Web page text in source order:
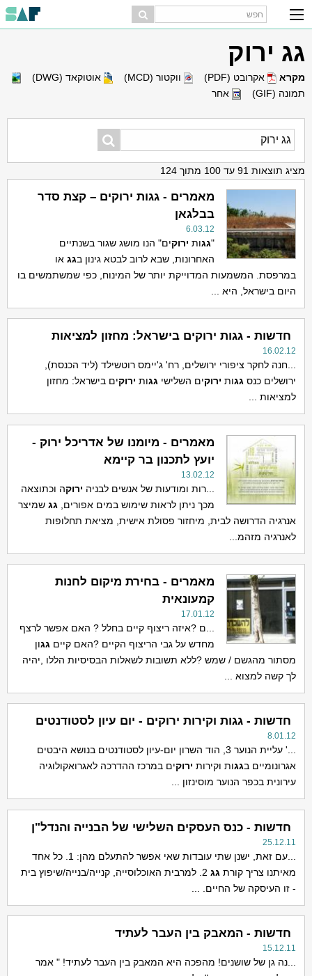
גג ירוק
מקרא אקרובט (PDF) ווקטור (MCD)
אוטוקאד (DWG)
תמונה (GIF)
אחר
מציג תוצאות 91 עד 100 מתוך 124
מאמרים - גגות ירוקים – קצת סדר
בבלגאן
6.03.12
"גגות ירוקים" הנו מושג שגור בשנתיים
האחרונות, שבא לרוב לבטא גינון בגג או
במרפסת. המשמעות המדוייקת יותר של המינוח, כפי שמשתמשים בו
היום בישראל, היא ...
חדשות - גגות ירוקים בישראל: מחזון למציאות
16.02.12
...חנה לחקר ציפורי ירושלים, רח' ג'יימס רוטשילד (ליד הכנסת),
ירושלים כנס גגות ירוקים השלישי גגות ירוקים בישראל: מחזון
למציאות ...
מאמרים - מיומנו של אדריכל ירוק -
יועץ לתכנון בר קיימא
13.02.12
...רות ומודעות של אנשים לבניה ירוקה וכתוצאה
מכך ניתן לראות שימוש במים אפורים, גג שמיצר
אנרגיה הדרושה לבית, מיחזור פסולת אישית, מציאת תחלופות
לאנרגיה מזהמ...
מאמרים - בחירת מיקום לחנות
קמעונאית
17.01.12
...ם ?איזה ריצוף קיים בחלל ? האם אפשר לרצף
מחדש על גבי הריצוף הקיים ?האם קיים גגון
מסתור מהגשם / שמש ?ללא תשובות לשאלות הבסיסיות הללו ,יהיה
לך קשה למצוא ...
חדשות - גגות וקירות ירוקים - יום עיון לסטודנטים
8.01.12
...' עליית הנוער 3, הוד השרון יום-עיון לסטודנטים בנושא היבטים
אגרונומיים בגגות וקירות ירוקים במרכז ההדרכה לאגרואקולוגיה
עירונית בכפר הנוער מוסינזון ...
חדשות - כנס העסקים השלישי של הבנייה והנדל"ן
25.12.11
...עם זאת, ישנן שתי עובדות שאי אפשר להתעלם מהן: 1. כל אחד
מאיתנו צריך קורת גג
2. למרבית האוכלוסייה, קנייה/בנייה/שיפוץ בית
- זו העיסקה של החיים. ...
חדשות - המאבק בין העבר לעתיד
15.12.11
...נה גן של שושנים! מהפכה היא המאבק בין העבר לעתיד! " אמר